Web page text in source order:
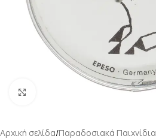
Κάντε κλικ για μεγέθυνση
Αρχική σελίδα Παραδοσιακά Παιχνίδια